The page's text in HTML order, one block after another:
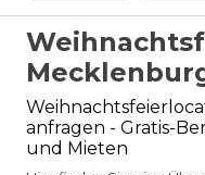
anfragen - Gratis-
und Mieten